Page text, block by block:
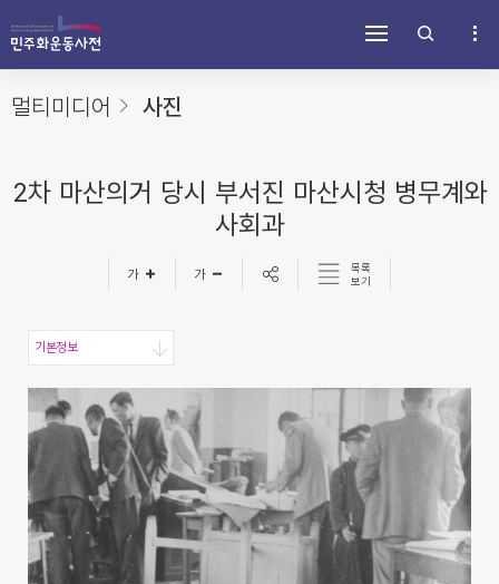
메
뉴
바
로
용
바
로
가
단
바
로
가멀티미디어 사진
2차 마산의거 당시 부서진 마산시청 병무계와
사회과
목록
보기
기본정보